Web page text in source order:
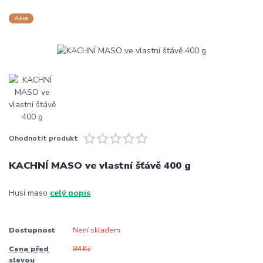
Akce
Ohodnotit produkt
KACHNÍ MASO ve vlastní šťávě 400 g
Husí maso celý popis
Dostupnost Není skladem
Cena před
slevou
84 Kč